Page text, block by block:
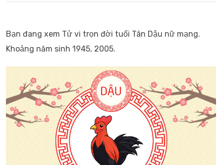
Bạn đang xem Tử vi trọn đời tuổi Tân Dậu nữ mạng.
Khoảng năm sinh 1945, 2005.